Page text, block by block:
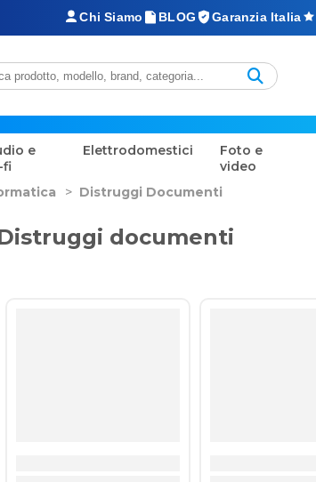
Chi Siamo BLOG Garanzia Italia
e
fi
Elettrodomestici
Foto e
video
> Distruggi Documenti
documenti